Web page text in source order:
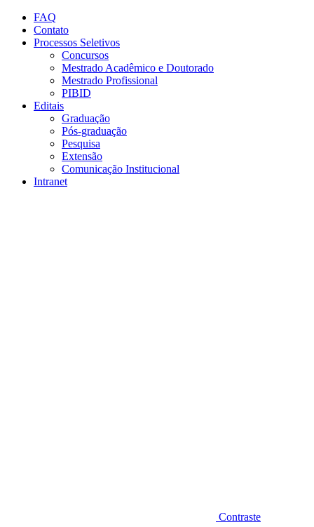
Conteúdo principal
FAQ
Contato
Processos Seletivos
Concursos
Mestrado Acadêmico e Doutorado
Mestrado Profissional
PIBID
Editais
Graduação
Pós-graduação
Pesquisa
Extensão
Comunicação Institucional
Intranet
Contraste